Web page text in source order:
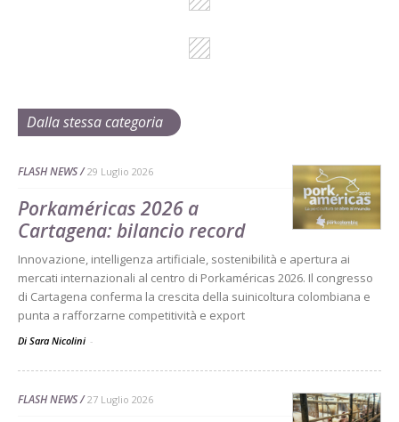
Dalla stessa categoria
FLASH NEWS 29 Luglio 2026
Porkaméricas 2026 a
Cartagena: bilancio record
Innovazione, intelligenza artificiale, sostenibilità e apertura ai
mercati internazionali al centro di Porkaméricas 2026. Il congresso
di Cartagena conferma la crescita della suinicoltura colombiana e
punta a rafforzarne competitività e export
Di Sara Nicolini -
FLASH NEWS 27 Luglio 2026